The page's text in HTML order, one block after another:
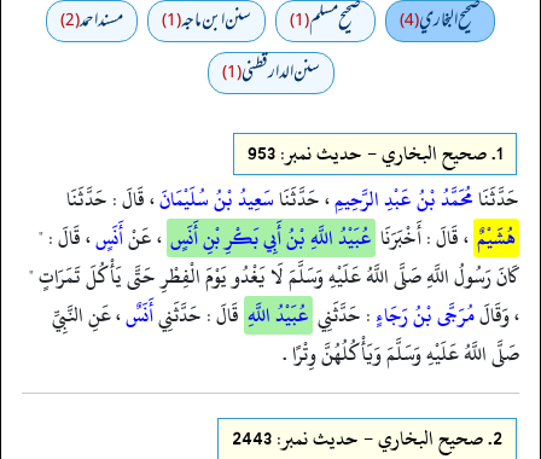
صحيح البخاري(4) صحيح مسلم(1) سنن ابن ماجه(1) مسند احمد(2)
سنن الدارقطني(1)
1. صحيح البخاري - حدیث نمبر: 953
حَدَّثَنَامُحَمَّدُ بْنُ عَبْدِ الرَّحِيمِ، حَدَّثَنَاسَعِيدُ بْنُ سُلَيْمَانَ، قَالَ : حَدَّثَنَا
هُشَيْمٌ ، قَالَ : أَخْبَرَنَا عُبَيْدُ اللَّهِ بْنُ أَبِي بَكْرِ بْنِ أَنَسٍ ، عَنْأَنَسٍ، قَالَ : "
كَانَ رَسُولُ اللَّهِ صَلَّى اللَّهُ عَلَيْهِ وَسَلَّمَ لَا يَغْدُو يَوْمَ الْفِطْرِ حَتَّى يَأْكُلَ تَمَرَاتٍ "
، وَقَالَمُرَجَّى بْنُ رَجَاءٍ: حَدَّثَنِي عُبَيْدُ اللَّهِ قَالَ : حَدَّثَنِيأَنَسٌ، عَنِ النَّبِيِّ
صَلَّى اللَّهُ عَلَيْهِ وَسَلَّمَ وَيَأْكُلُهُنَّ وِتْرًا .
2. صحيح البخاري - حدیث نمبر: 2443